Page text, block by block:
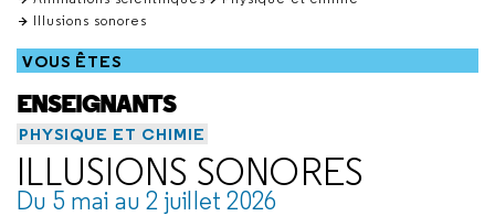
Illusions sonores
VOUS ÊTES
ENSEIGNANTS
PHYSIQUE ET CHIMIE
ILLUSIONS SONORES
Du 5 mai au 2 juillet 2026